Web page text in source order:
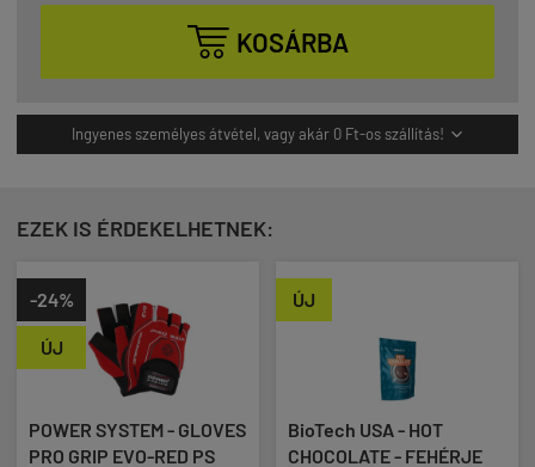
 KOSÁRBA
Ingyenes személyes átvétel, vagy akár 0 Ft-os szállítás! 
EZEK IS ÉRDEKELHETNEK:
ÚJ
BioTech USA - HOT
CHOCOLATE - FEHÉRJE
SCITEC NUTRITION -
PROTEIN PANCAKE